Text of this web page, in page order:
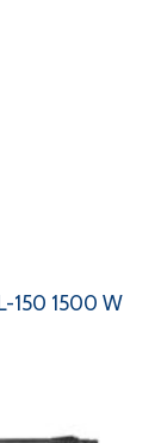
150 1500 W